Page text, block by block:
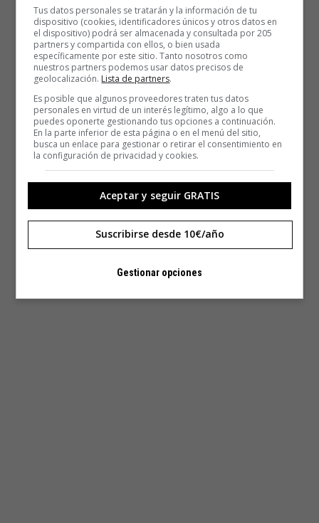
Tus datos personales se tratarán y la información de tu
dispositivo (cookies, identificadores únicos y otros datos en
el dispositivo) podrá ser almacenada y consultada por 205
partners y compartida con ellos, o bien usada
específicamente por este sitio. Tanto nosotros como
nuestros partners podemos usar datos precisos de
geolocalización. Lista de partners.
Es posible que algunos proveedores traten tus datos
personales en virtud de un interés legítimo, algo a lo que
puedes oponerte gestionando tus opciones a continuación.
En la parte inferior de esta página o en el menú del sitio,
busca un enlace para gestionar o retirar el consentimiento en
la configuración de privacidad y cookies.
Aceptar y seguir GRATIS
Suscribirse desde 10€/año
Gestionar opciones